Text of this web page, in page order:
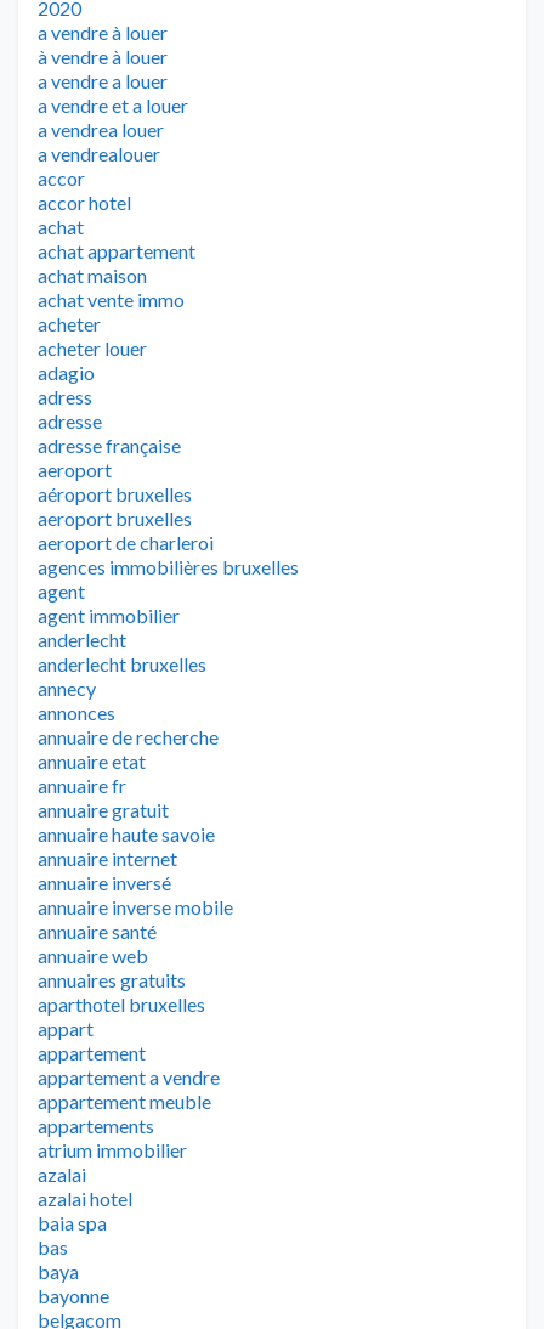
2020
a vendre à louer
à vendre à louer
a vendre a louer
a vendre et a louer
a vendrea louer
a vendrealouer
accor
accor hotel
achat
achat appartement
achat maison
achat vente immo
acheter
acheter louer
adagio
adress
adresse
adresse française
aeroport
aéroport bruxelles
aeroport bruxelles
aeroport de charleroi
agences immobilières bruxelles
agent
agent immobilier
anderlecht
anderlecht bruxelles
annecy
annonces
annuaire de recherche
annuaire etat
annuaire fr
annuaire gratuit
annuaire haute savoie
annuaire internet
annuaire inversé
annuaire inverse mobile
annuaire santé
annuaire web
annuaires gratuits
aparthotel bruxelles
appart
appartement
appartement a vendre
appartement meuble
appartements
atrium immobilier
azalai
azalai hotel
baia spa
bas
baya
bayonne
belgacom